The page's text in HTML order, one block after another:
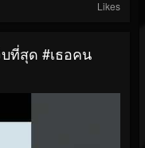
Likes
ที่สุด #เธอคน